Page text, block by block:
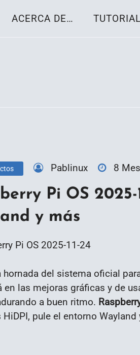
ACERCA DE…
Pablinux 8
Pi OS
y más
hornada del sistema oficial
en las mejoras gráficas y de
a buen ritmo.
HiDPI, pule el entorno